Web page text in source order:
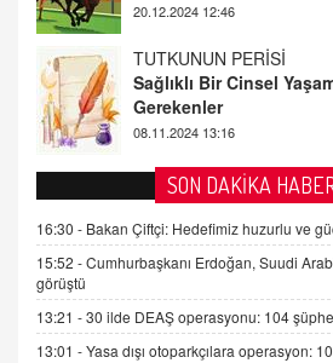
08.11.2024 13:16
FARUK ÖNALAN
Tezkere
2 Kasım 2021 Salı 00:11
AV. DOĞAN CAN DOĞAN
Kişisel verilerin
gelişimi
15.09.2025 16:17
SEHER EREK
Kış Ayları Geldi, Hangi
9.12.2025 10:11
SON DAKİKA
16:30 - Bakan Çiftçi: Hedefimiz huzurlu ve
15:52 -Cumhurbaşkanı Erdoğan, Suudi
görüştü
13:21 -30 ilde DEAŞ operasyonu: 104
13:01 -Yasa dışı otoparkçılara operasyon: